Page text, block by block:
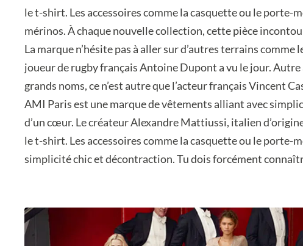
le t-shirt. Les accessoires comme la casquette ou le
mérinos. À chaque nouvelle collection, cette pièce
La marque n’hésite pas à aller sur d’autres terrains
joueur de rugby français Antoine Dupont a vu le jour.
grands noms, ce n’est autre que l’acteur français Vincent
AMI Paris est une marque de vêtements alliant avec
d’un cœur. Le créateur Alexandre Mattiussi, italien
le t-shirt. Les accessoires comme la casquette ou le
simplicité chic et décontraction. Tu dois forcément